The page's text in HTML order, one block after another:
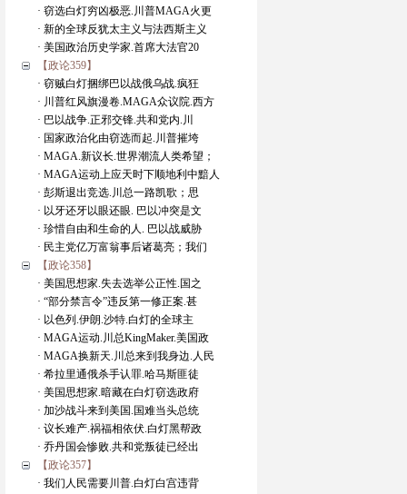
· 窃选白灯穷凶极恶.川普MAGA火更
· 新的全球反犹太主义与法西斯主义
· 美国政治历史学家.首席大法官20
【政论359】
· 窃贼白灯捆绑巴以战俄乌战.疯狂
· 川普红风旗漫卷.MAGA众议院.西方
· 巴以战争.正邪交锋.共和党内.川
· 国家政治化由窃选而起.川普摧垮
· MAGA.新议长.世界潮流人类希望；
· MAGA运动上应天时下顺地利中黯人
· 彭斯退出竞选.川总一路凯歌；思
· 以牙还牙以眼还眼. 巴以冲突是文
· 珍惜自由和生命的人. 巴以战威胁
· 民主党亿万富翁事后诸葛亮；我们
【政论358】
· 美国思想家.失去选举公正性.国之
· “部分禁言令”违反第一修正案.甚
· 以色列.伊朗.沙特.白灯的全球主
· MAGA运动.川总KingMaker.美国政
· MAGA换新天.川总来到我身边.人民
· 希拉里通俄杀手认罪.哈马斯匪徒
· 美国思想家.暗藏在白灯窃选政府
· 加沙战斗来到美国.国难当头总统
· 议长难产.祸福相依伏.白灯黑帮政
· 乔丹国会惨败.共和党叛徒已经出
【政论357】
· 我们人民需要川普.白灯白宫违背